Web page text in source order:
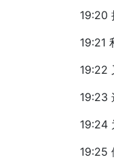
19:20
19:21
19:22
19:23
19:24
19:25